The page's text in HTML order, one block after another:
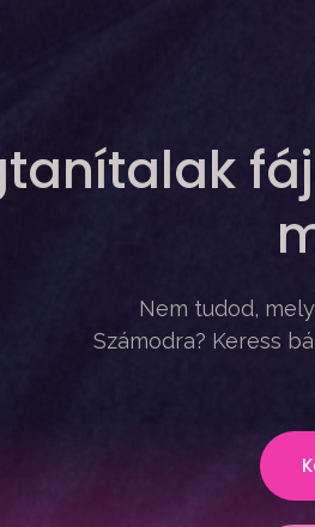
Nem tudod,
Számodra? Keress